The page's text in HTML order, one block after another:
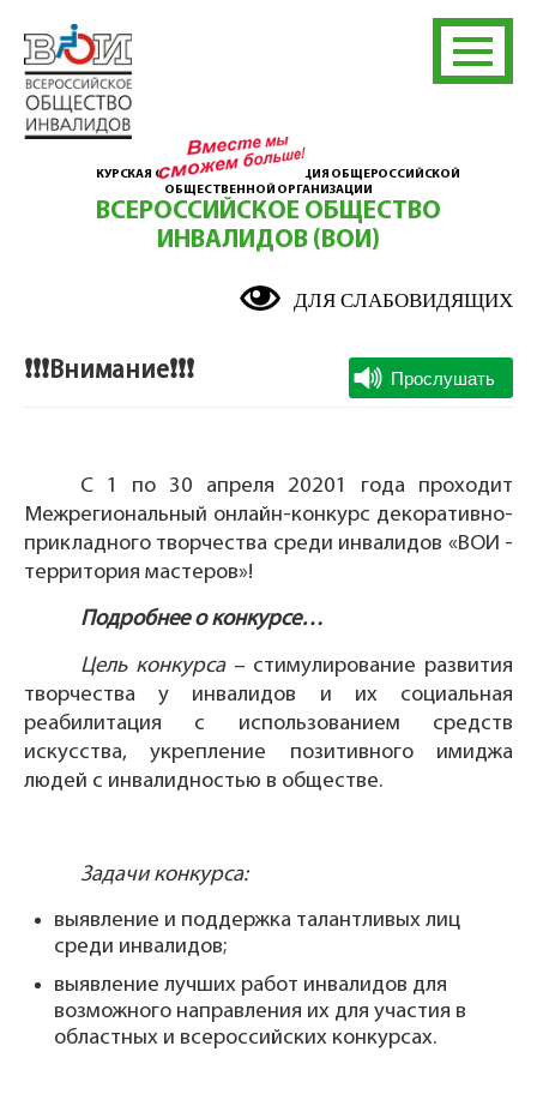
КУРСКАЯ ОБЛАСТНАЯ ОРГАНИЗАЦИЯ ОБЩЕРОССИЙСКОЙ
ОБЩЕСТВЕННОЙ ОРГАНИЗАЦИИ
ВСЕРОССИЙСКОЕ ОБЩЕСТВО
ИНВАЛИДОВ (ВОИ)
ДЛЯ СЛАБОВИДЯЩИХ
❗❗❗Внимание❗❗❗
С 1 по 30 апреля 20201 года проходит
Межрегиональный онлайн-конкурс декоративно-
прикладного творчества среди инвалидов «ВОИ -
территория мастеров»!
Подробнее о конкурсе…
Цель конкурса– стимулирование развития
творчества у инвалидов и их социальная
реабилитация с использованием средств
искусства, укрепление позитивного имиджа
людей с инвалидностью в обществе.
Задачи конкурса:
выявление и поддержка талантливых лиц
среди инвалидов;
выявление лучших работ инвалидов для
возможного направления их для участия в
областных и всероссийских конкурсах.